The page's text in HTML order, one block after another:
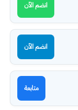
انضم الآن
انضم الآن
متابعة